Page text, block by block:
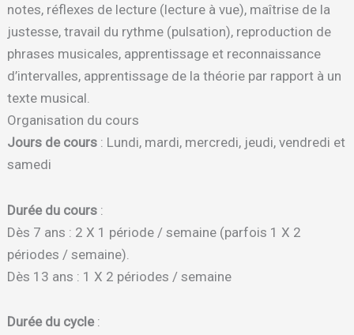
notes, réflexes de lecture (lecture à vue), maîtrise de la
justesse, travail du rythme (pulsation), reproduction de
phrases musicales, apprentissage et reconnaissance
d’intervalles, apprentissage de la théorie par rapport à un
texte musical.
Organisation du cours
Jours de cours : Lundi, mardi, mercredi, jeudi, vendredi et
samedi
Durée du cours :
Dès 7 ans : 2 X 1 période / semaine (parfois 1 X 2
périodes / semaine).
Dès 13 ans : 1 X 2 périodes / semaine
Durée du cycle: